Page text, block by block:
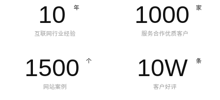
10 年
互联网行业经验
1000 家
服务合作优质客户
1500 个
网站案例
10W 条
客户好评